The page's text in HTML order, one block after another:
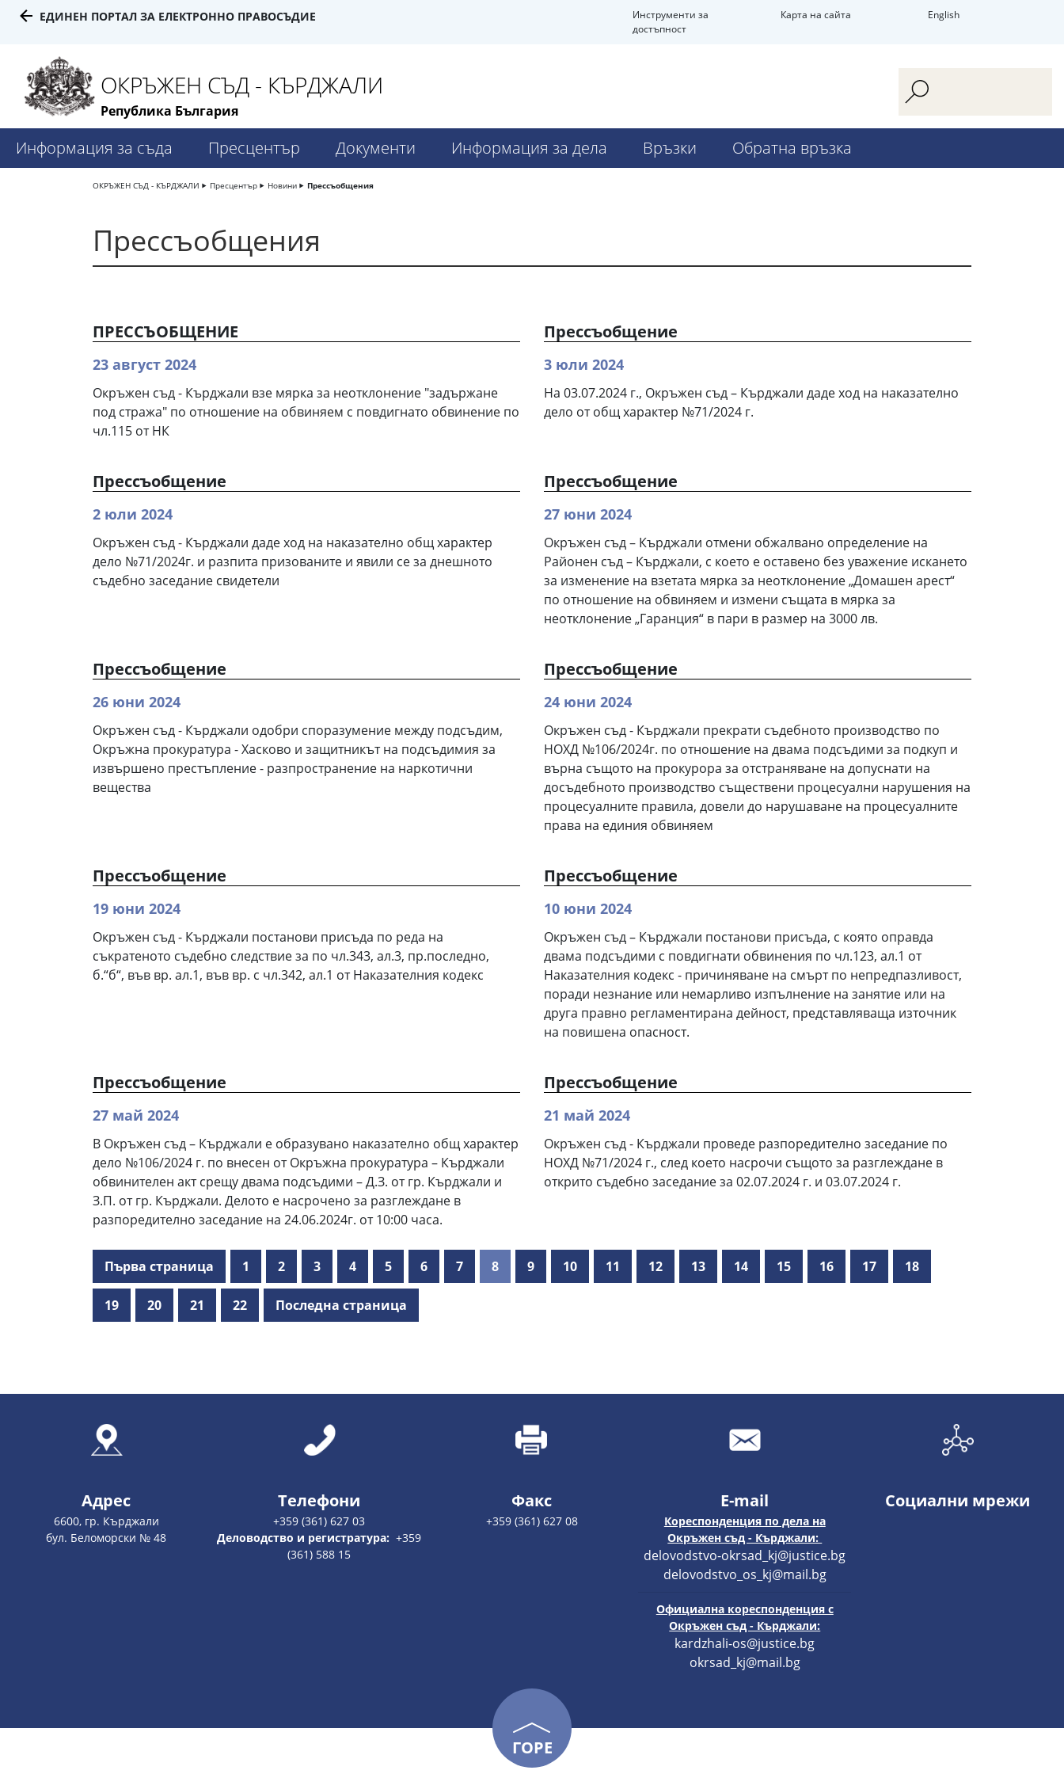
ЕДИНЕН ПОРТАЛ ЗА ЕЛЕКТРОННО ПРАВОСЪДИЕ
Инструменти за
достъпност
Карта на сайта English
ОКРЪЖЕН СЪД - КЪРДЖАЛИ
Република България
Информация за съда Пресцентър Документи Информация за дела Връзки Обратна връзка
ОКРЪЖЕН СЪД - КЪРДЖАЛИ Пресцентър Новини Прессъобщения
Прессъобщения
ПРЕССЪОБЩЕНИЕ
23 август 2024
Окръжен съд - Кърджали взе мярка за неотклонение "задържане
под стража" по отношение на обвиняем с повдигнато обвинение по
чл.115 от НК
Прессъобщение
3 юли 2024
На 03.07.2024 г., Окръжен съд – Кърджали даде ход на наказателно
дело от общ характер №71/2024 г.
Прессъобщение
2 юли 2024
Окръжен съд - Кърджали даде ход на наказателно общ характер
дело №71/2024г. и разпита призованите и явили се за днешното
съдебно заседание свидетели
Прессъобщение
27 юни 2024
Окръжен съд – Кърджали отмени обжалвано определение на
Районен съд – Кърджали, с което е оставено без уважение искането
за изменение на взетата мярка за неотклонение „Домашен арест“
по отношение на обвиняем и измени същата в мярка за
неотклонение „Гаранция“ в пари в размер на 3000 лв.
Прессъобщение
26 юни 2024
Окръжен съд - Кърджали одобри споразумение между подсъдим,
Окръжна прокуратура - Хасково и защитникът на подсъдимия за
извършено престъпление - разпространение на наркотични
вещества
Прессъобщение
24 юни 2024
Окръжен съд - Кърджали прекрати съдебното производство по
НОХД №106/2024г. по отношение на двама подсъдими за подкуп и
върна същото на прокурора за отстраняване на допуснати на
досъдебното производство съществени процесуални нарушения на
процесуалните правила, довели до нарушаване на процесуалните
права на единия обвиняем
Прессъобщение
19 юни 2024
Окръжен съд - Кърджали постанови присъда по реда на
съкратеното съдебно следствие за по чл.343, ал.3, пр.последно,
б.“б“, във вр. ал.1, във вр. с чл.342, ал.1 от Наказателния кодекс
Прессъобщение
10 юни 2024
Окръжен съд – Кърджали постанови присъда, с която оправда
двама подсъдими с повдигнати обвинения по чл.123, ал.1 от
Наказателния кодекс - причиняване на смърт по непредпазливост,
поради незнание или немарливо изпълнение на занятие или на
друга правно регламентирана дейност, представляваща източник
на повишена опасност.
Прессъобщение
27 май 2024
В Окръжен съд – Кърджали е образувано наказателно общ характер
дело №106/2024 г. по внесен от Окръжна прокуратура – Кърджали
обвинителен акт срещу двама подсъдими – Д.З. от гр. Кърджали и
З.П. от гр. Кърджали. Делото е насрочено за разглеждане в
разпоредително заседание на 24.06.2024г. от 10:00 часа.
Прессъобщение
21 май 2024
Окръжен съд - Кърджали проведе разпоредително заседание по
НОХД №71/2024 г., след което насрочи същото за разглеждане в
открито съдебно заседание за 02.07.2024 г. и 03.07.2024 г.
Първа страница 1 2 3 4 5 6 7 8 9 10 11 12 13 14 15 16 17 18
19 20 21 22 Последна страница
Адрес
6600, гр. Кърджали
бул. Беломорски № 48
Телефони
+359 (361) 627 03
Деловодство и регистратура: +359
(361) 588 15
Факс
+359 (361) 627 08
E-mail
Кореспонденция по дела на
Окръжен съд - Кърджали:
delovodstvo-okrsad_kj@justice.bg
delovodstvo_os_kj@mail.bg
Официална кореспонденция с
Окръжен съд - Кърджали:
kardzhali-os@justice.bg
okrsad_kj@mail.bg
Социални мрежи
ГОРЕ